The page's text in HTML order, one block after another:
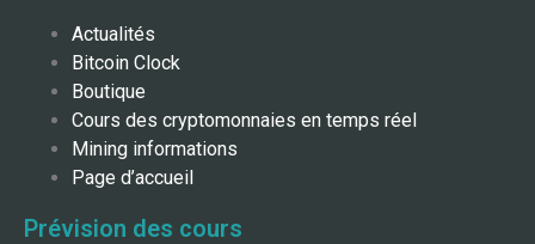
Actualités
Bitcoin Clock
Boutique
Cours des cryptomonnaies en temps réel
Mining informations
Page d’accueil
Prévision des cours